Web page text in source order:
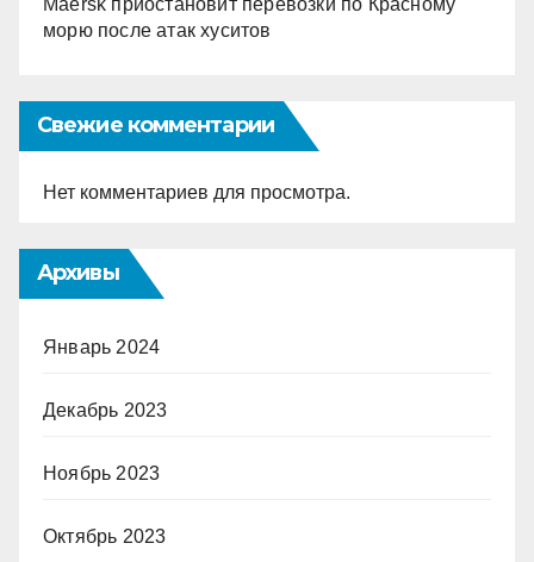
Maersk приостановит перевозки по Красному
морю после атак хуситов
Свежие комментарии
Нет комментариев для просмотра.
Архивы
Январь 2024
Декабрь 2023
Ноябрь 2023
Октябрь 2023